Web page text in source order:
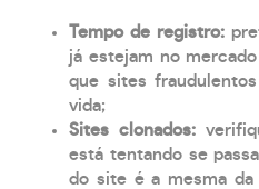
Tempo de registro:
já estejam no
que sites
vida;
Sites clonados:
está tentando se
do site é a mesma da